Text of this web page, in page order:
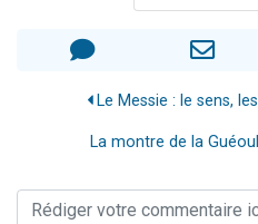
Le Messie : le sens,
La montre de la